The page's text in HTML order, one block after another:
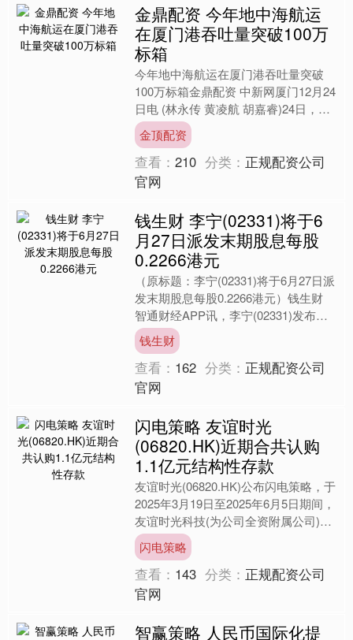
金鼎配资 今年地中海航运
在厦门港吞吐量突破100万
标箱
今年地中海航运在厦门港吞吐量突破
100万标箱金鼎配资 中新网厦门12月24
日电 (林永传 黄凌航 胡嘉睿)24日，在
厦门边检总站东渡边检站民警监护下，
地中海航运....
金顶配资
查看：210 分类： 正规配资公司
官网
钱生财 李宁(02331)将于6
月27日派发末期股息每股
0.2266港元
（原标题：李宁(02331)将于6月27日派
发末期股息每股0.2266港元）钱生财
智通财经APP讯，李宁(02331)发布公
告，将于2025年6月27日派发截....
钱生财
查看： 162 分类： 正规配资公司
官网
闪电策略 友谊时光
(06820.HK)近期合共认购
1.1亿元结构性存款
友谊时光(06820.HK)公布闪电策略，于
2025年3月19日至2025年6月5日期间，
友谊时光科技(为公司全资附属公司)与
上海浦东发展银行苏州吴中支行订立
四....
闪电策略
查看： 143 分类： 正规配资公司
官网
智赢策略 人民币国际化提